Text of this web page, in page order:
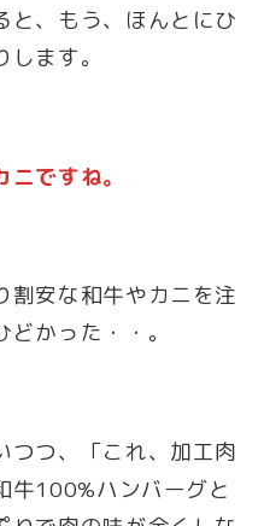
と、もう、ほんとにひ
ます。
ですね。
割安な和牛やカニを注
かった・・。
つつ、「これ、加工肉
牛100%ハンバーグと